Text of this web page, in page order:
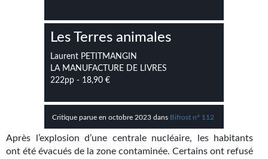
Le Bélial'
Une Heure-Lumière
Archive du Futur
Quarante-Deux
Kvasar
Les Terres animales
Laurent PETITMANGIN
LA MANUFACTURE DE LIVRES
222pp - 18,90 €
Critique parue en octobre 2023 dans Bifrost n° 112
Après l’explosion d’une centrale nucléaire, les habitants
ont été évacués de la zone contaminée. Certains ont refusé